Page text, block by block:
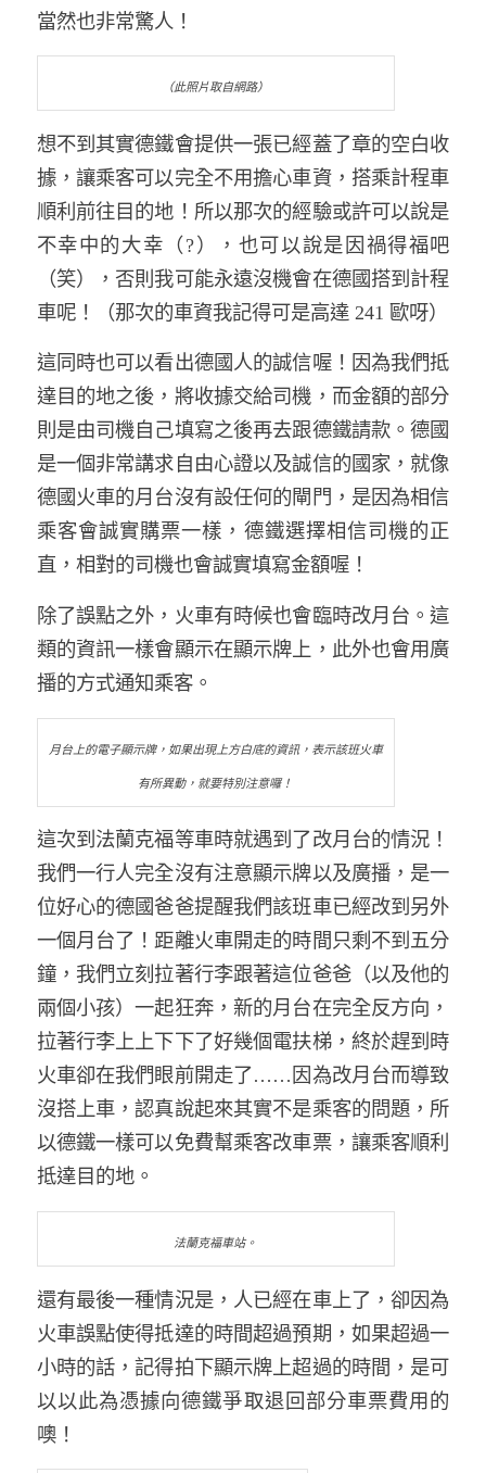
當然也非常驚人！
（此照片取自網路）
想不到其實德鐵會提供一張已經蓋了章的空白收
據，讓乘客可以完全不用擔心車資，搭乘計程車
順利前往目的地！所以那次的經驗或許可以說是
不幸中的大幸（?），也可以說是因禍得福吧
（笑），否則我可能永遠沒機會在德國搭到計程
車呢！（那次的車資我記得可是高達 241 歐呀）
這同時也可以看出德國人的誠信喔！因為我們抵
達目的地之後，將收據交給司機，而金額的部分
則是由司機自己填寫之後再去跟德鐵請款。德國
是一個非常講求自由心證以及誠信的國家，就像
德國火車的月台沒有設任何的閘門，是因為相信
乘客會誠實購票一樣，德鐵選擇相信司機的正
直，相對的司機也會誠實填寫金額喔！
除了誤點之外，火車有時候也會臨時改月台。這
類的資訊一樣會顯示在顯示牌上，此外也會用廣
播的方式通知乘客。
月台上的電子顯示牌，如果出現上方白底的資訊，表示該班火車
有所異動，就要特別注意囉！
這次到法蘭克福等車時就遇到了改月台的情況！
我們一行人完全沒有注意顯示牌以及廣播，是一
位好心的德國爸爸提醒我們該班車已經改到另外
一個月台了！距離火車開走的時間只剩不到五分
鐘，我們立刻拉著行李跟著這位爸爸（以及他的
兩個小孩）一起狂奔，新的月台在完全反方向，
拉著行李上上下下了好幾個電扶梯，終於趕到時
火車卻在我們眼前開走了……因為改月台而導致
沒搭上車，認真說起來其實不是乘客的問題，所
以德鐵一樣可以免費幫乘客改車票，讓乘客順利
抵達目的地。
法蘭克福車站。
還有最後一種情況是，人已經在車上了，卻因為
火車誤點使得抵達的時間超過預期，如果超過一
小時的話，記得拍下顯示牌上超過的時間，是可
以以此為憑據向德鐵爭取退回部分車票費用的
噢！